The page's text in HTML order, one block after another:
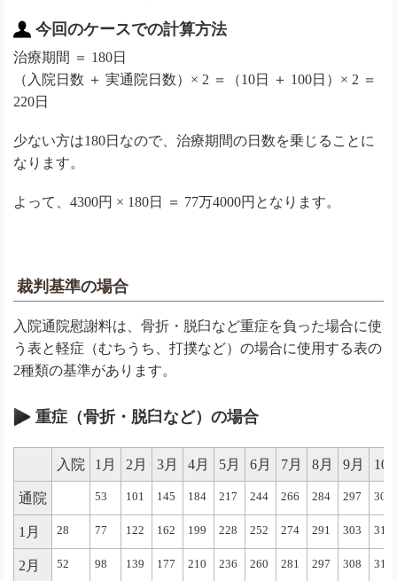
今回のケースでの計算方法
治療期間 ＝ 180日
（入院日数 ＋ 実通院日数）× 2 ＝（10日 ＋ 100日）× 2 ＝
220日
少ない方は180日なので、治療期間の日数を乗じることに
なります。
よって、4300円 × 180日 ＝ 77万4000円となります。
裁判基準の場合
入院通院慰謝料は、骨折・脱臼など重症を負った場合に使
う表と軽症（むちうち、打撲など）の場合に使用する表の
2種類の基準があります。
重症（骨折・脱臼など）の場合
入院 1月 2月 3月 4月 5月 6月 7月 8月 9月 10
通院 53 101 145 184 217 244 266 284 297 306
1月 28 77 122 162 199 228 252 274 291 303 311
2月 52 98 139 177 210 236 260 281 297 308 315